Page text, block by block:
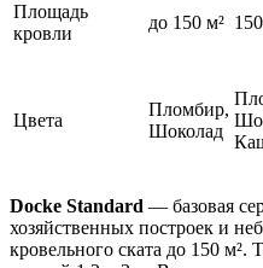
Площадь
кровли
до 150 м²
Цвета
Пломбир,
Шоколад
Docke Standard — базовая
хозяйственных построек и
кровельного ската до 150